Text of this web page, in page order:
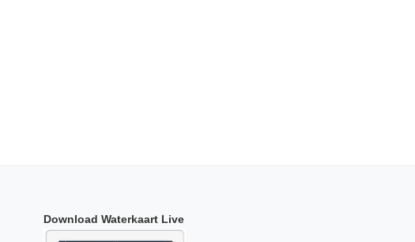
Download Waterkaart Live